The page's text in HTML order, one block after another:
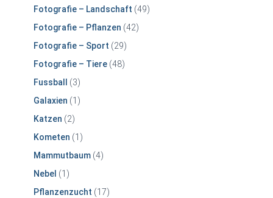
Fotografie – Landschaft (49)
Fotografie – Pflanzen (42)
Fotografie – Sport (29)
Fotografie – Tiere (48)
Fussball
(3)
Galaxien (1)
Katzen (2)
Kometen (1)
Mammutbaum (4)
Nebel (1)
Pflanzenzucht (17)